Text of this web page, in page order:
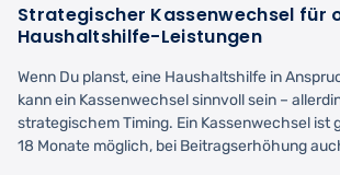
Strategischer Kassenwechsel für
Haushaltshilfe-Leistungen
Wenn Du planst, eine Haushaltshilfe in
kann ein Kassenwechsel sinnvoll sein –
strategischem Timing. Ein Kassenwechsel ist
18 Monate möglich, bei Beitragserhöhung